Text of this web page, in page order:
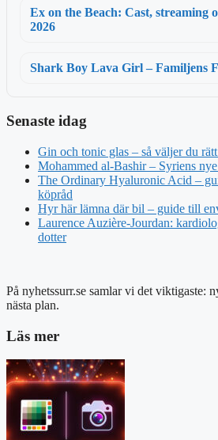
Ex on the Beach: Cast, streaming
2026
Shark Boy Lava Girl – Familjens
Senaste idag
Gin och tonic glas – så väljer du
Mohammed al-Bashir – Syriens
The Ordinary Hyaluronic Acid –
köpråd
Hyr här lämna där bil – guide till
Laurence Auzière-Jourdan:
dotter
På nyhetssurr.se samlar vi det viktigaste:
nästa plan.
Läs mer